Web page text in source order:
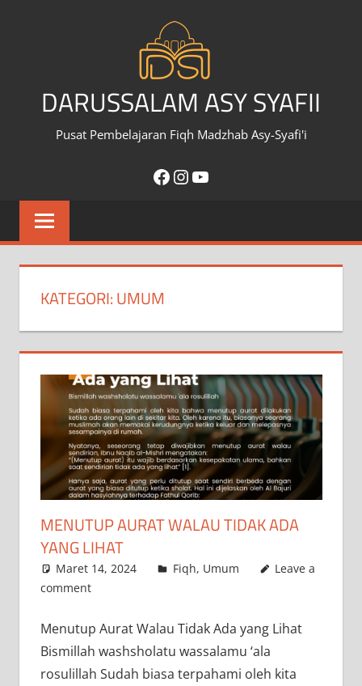
DARUSSALAM ASY SYAFII
Pusat Pembelajaran Fiqh Madzhab Asy-Syafi'i
Facebook
Instagram
YouTube
KATEGORI:UMUM
MENUTUP AURAT WALAU TIDAK ADA
YANG LIHAT
Maret 14, 2024 a.siddik
Fiqh, Umum
Leave a
comment
Menutup Aurat Walau Tidak Ada yang Lihat
Bismillah washsholatu wassalamu ‘ala
rosulillah Sudah biasa terpahami oleh kita